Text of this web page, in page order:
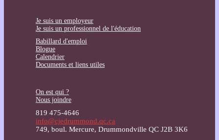
Je suis un employeur
Je suis un professionnel de l'éducation
Babillard d'emploi
Blogue
Calendrier
Documents et liens utiles
On est qui ?
Nous joindre
819 475-4646
info@cjedrummond.qc.ca
749, boul. Mercure, Drummondville QC J2B 3K6